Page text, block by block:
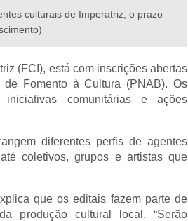
culturais de Imperatriz; o prazo
(FCI), está com inscrições abertas
Fomento à Cultura (PNAB). Os
comunitárias e ações
diferentes perfis de agentes
coletivos, grupos e artistas que
que os editais fazem parte de
produção cultural local. “Serão